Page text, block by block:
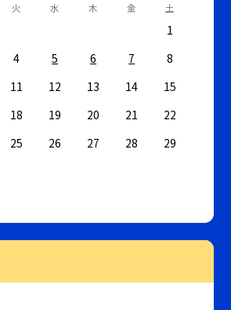
火 水 木 金 土
1
4 5 6 7
8
11 12 13 14
15
18 19 20 21
22
25 26 27 28
29